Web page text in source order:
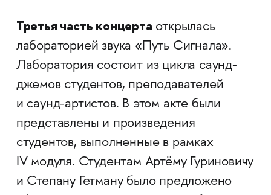
Третья часть концерта открылась
лабораторией звука «Путь Сигнала».
Лаборатория состоит из цикла саунд-
джемов студентов, преподавателей
и саунд-артистов. В этом акте были
представлены и произведения
студентов, выполненные в рамках
IV модуля. Студентам Артёму Гуриновичу
и Степану Гетману было предложено